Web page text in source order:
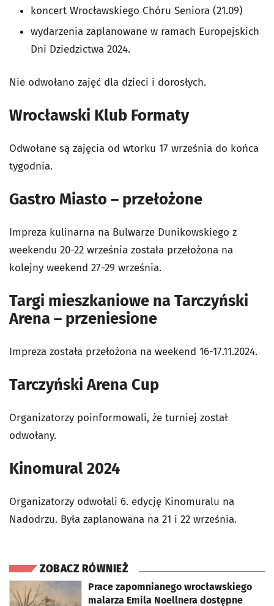
koncert Wrocławskiego Chóru Seniora (21.09)
wydarzenia zaplanowane w ramach Europejskich
Dni Dziedzictwa 2024.
Nie odwołano zajęć dla dzieci i dorosłych.
Wrocławski Klub Formaty
Odwołane są zajęcia od wtorku 17 września do końca
tygodnia.
Gastro Miasto – przełożone
Impreza kulinarna na Bulwarze Dunikowskiego z
weekendu 20-22 września została przełożona na
kolejny weekend 27-29 września.
Targi mieszkaniowe na Tarczyński
Arena – przeniesione
Impreza została przełożona na weekend 16-17.11.2024.
Tarczyński Arena Cup
Organizatorzy poinformowali, że turniej został
odwołany.
Kinomural 2024
Organizatorzy odwołali 6. edycję Kinomuralu na
Nadodrzu. Była zaplanowana na 21 i 22 września.
ZOBACZ RÓWNIEŻ
Prace zapomnianego wrocławskiego
malarza Emila Noellnera dostępne
otworzy się w nowej karcie